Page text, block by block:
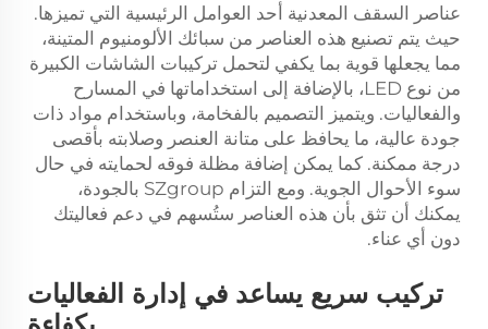
عناصر السقف المعدنية أحد العوامل الرئيسية التي تميزها.
حيث يتم تصنيع هذه العناصر من سبائك الألومنيوم المتينة،
مما يجعلها قوية بما يكفي لتحمل تركيبات الشاشات الكبيرة
من نوع LED، بالإضافة إلى استخداماتها في المسارح
والفعاليات. ويتميز التصميم بالفخامة، وباستخدام مواد ذات
جودة عالية، ما يحافظ على متانة العنصر وصلابته بأقصى
درجة ممكنة. كما يمكن إضافة مظلة فوقه لحمايته في حال
سوء الأحوال الجوية. ومع التزام SZgroup بالجودة،
يمكنك أن تثق بأن هذه العناصر ستُسهم في دعم فعاليتك
دون أي عناء.
تركيب سريع يساعد في إدارة الفعاليات